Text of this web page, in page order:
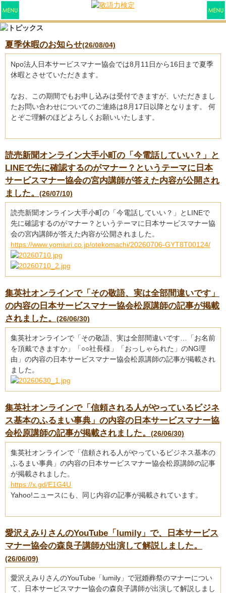
夏季休暇のお知らせ(26/08/04)
Npo法人日本サービスマナー協会では8月11日から16日まで夏季
休暇とさせていただきます。
なお、この期間でもお申し込みは受付できますが、いただきまし
たお問い合わせについてのご連絡は8月17日以降となります。 何
とぞご理解のほどよろしくお願いいたします。
読売新聞オンライン大手小町の「今電話していい？」と
LINEで先に確認するのがマナー？というテーマに日本
サービスマナー協会の宮内講師が答えた内容が公開され
ました。 (26/07/10)
読売新聞オンライン大手小町の「今電話していい？」とLINEで
先に確認するのがマナー？というテーマに日本サービスマナー協
会の宮内講師が答えた内容が公開されました。
https://www.yomiuri.co.jp/otekomachi/20260706-GYT8T00124/
集英社オンラインで「その敬語、実は全部間違いです」
の内容の日本サービスマナー協会松原講師の記事が掲載
されました。 (26/06/30)
集英社オンラインで「その敬語、実は全部間違いです…「お名前
を頂戴できますか」「○○社長様」「おっしゃられた」のNG理
由」の内容の日本サービスマナー協会松原講師の記事が掲載され
ました。
集英社オンラインで「信頼される人がやっているビジネ
ス基本のふるまい事典」の内容の日本サービスマナー協
会松原講師の記事が掲載されました。 (26/06/30)
集英社オンラインで「信頼される人がやっているビジネス基本の
ふるまい事典」の内容の日本サービスマナー協会松原講師の記事
が掲載されました。
https://x.gd/E1G4U
Yahoo!ニュースにも、同じ内容の記事が掲載されています。
愛沢えみりさんのYouTube「lumily」で、日本サービス
マナー協会の森良子講師が出演して解説しました。
(26/06/09)
愛沢えみりさんのYouTube「lumily」で冠婚葬祭のマナーについ
て、日本サービスマナー協会の森良子講師が出演して解説しまし